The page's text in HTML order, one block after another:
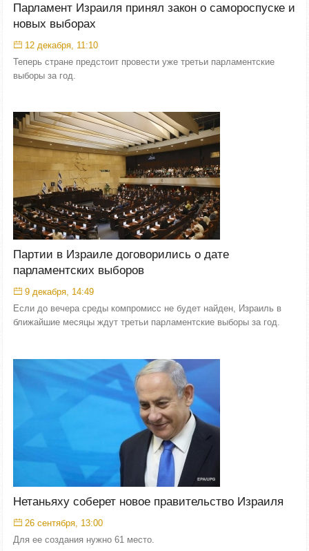
Парламент Израиля принял закон о самороспуске и
новых выборах
12 декабря, 11:10
Теперь стране предстоит провести уже третьи парламентские
выборы за год.
Партии в Израиле договорились о дате
парламентских выборов
9 декабря, 14:49
Если до вечера среды компромисс не будет найден, Израиль в
ближайшие месяцы ждут третьи парламентские выборы за год.
Нетаньяху соберет новое правительство Израиля
26 сентября, 13:00
Для ее создания нужно 61 место.